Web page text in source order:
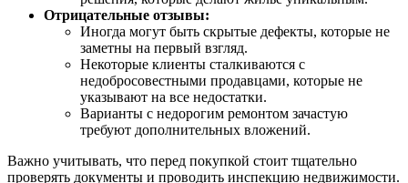
Отрицательные отзывы:
Иногда могут быть скрытые дефекты, которые не
заметны на первый взгляд.
Некоторые клиенты сталкиваются с
недобросовестными продавцами, которые не
указывают на все недостатки.
Варианты с недорогим ремонтом зачастую
требуют дополнительных вложений.
Важно учитывать, что перед покупкой стоит тщательно
проверять документы и проводить инспекцию недвижимости.